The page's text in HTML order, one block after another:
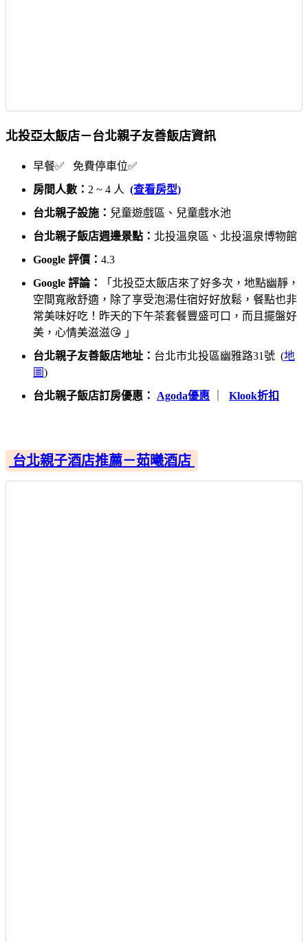
北投亞太飯店－台北親子友善飯店資訊
早餐✅ 免費停車位✅
房間人數： 2 ~ 4 人 (查看房型)
台北親子設施： 兒童遊戲區、兒童戲水池
台北親子飯店週邊景點： 北投溫泉區、北投溫泉博物館
Google 評價： 4.3
Google 評論：
「北投亞太飯店來了好多次，地點幽靜，
空間寬敞舒適，除了享受泡湯住宿好好放鬆，餐點也非
常美味好吃！昨天的下午茶套餐豐盛可口，而且擺盤好
美，心情美滋滋😘 」
台北親子友善飯店地址： 台北市北投區幽雅路31號 (地
圖)
台北親子飯店訂房優惠：
Agoda優惠 Klook折扣
台北親子酒店推薦－茹曦酒店